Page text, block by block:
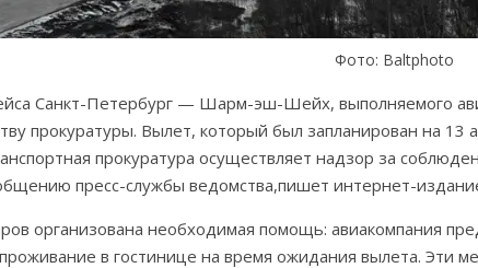
Фото: Baltphoto
Санкт-Петербург — Шарм-эш-Шейх, выполняемого
прокуратуры. Вылет, который был запланирован на 13
прокуратура осуществляет надзор за
пресс-службы ведомства,пишет интернет-
организована необходимая помощь: авиакомпания
в гостинице на время ожидания вылета. Эти